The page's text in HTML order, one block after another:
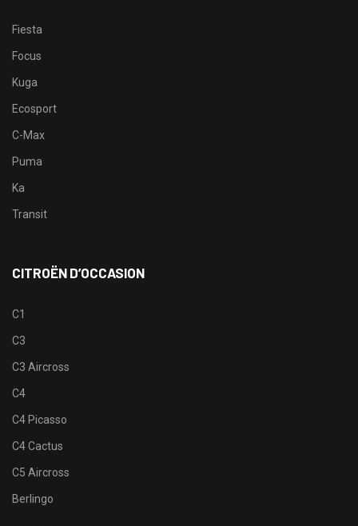
Fiesta
Focus
Kuga
Ecosport
C-Max
Puma
Ka
Transit
CITROËN D’OCCASION
C1
C3
C3 Aircross
C4
C4 Picasso
C4 Cactus
C5 Aircross
Berlingo